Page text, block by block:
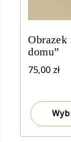
Obrazek
domu”
75,00 zł